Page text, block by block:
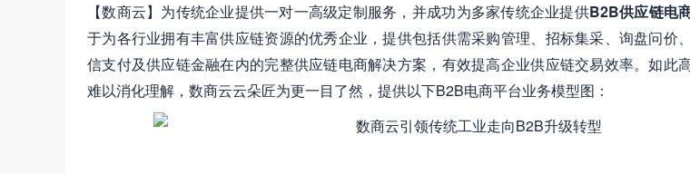
【数商云】为传统企业提供一对一高级定制服务，并成功为多家传统企业提供B2B供应链电
于为各行业拥有丰富供应链资源的优秀企业，提供包括供需采购管理、招标集采、询盘问价
信支付及供应链金融在内的完整供应链电商解决方案，有效提高企业供应链交易效率。如此
难以消化理解，数商云云朵匠为更一目了然，提供以下B2B电商平台业务模型图：